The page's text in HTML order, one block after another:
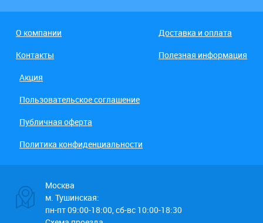
О компании
Доставка и оплата
Контакты
Полезная информация
Акция
Пользовательское соглашение
Публичная оферта
Политика конфиденциальности
Москва
м. Тушинская:
пн-пт 09:00-18:00, сб-вс 10:00-18:30